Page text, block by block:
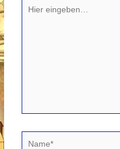
eingeben…